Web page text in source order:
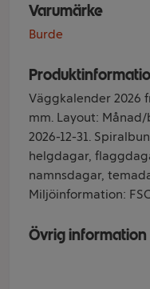
Varumärke
Burde
Väggkalender 2026
mm. Layout:
2026-12-31.
helgdagar,
namnsdagar,
Miljöinformation:
Övrig information